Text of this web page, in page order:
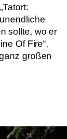
sollte, wo er
Of Fire“,
großen